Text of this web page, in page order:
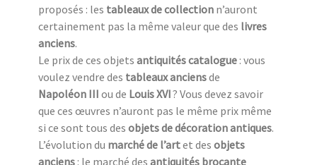
proposés : les tableaux de collection n’auront
certainement pas la même valeur que des livres
anciens.
Le prix de ces objets antiquités catalogue : vous
voulez vendre des tableaux anciensde
Napoléon III ou de Louis XVI? Vous devez savoir
que ces œuvres n’auront pas le même prix même
si ce sont tous des objets de décoration antiques.
L’évolution du marché de l’artet des objets
anciens : le marché des antiquités brocante